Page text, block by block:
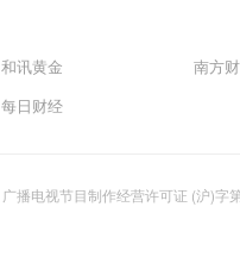
和讯黄金 南方
每日财经
广播电视节目制作经营许可证 (沪)字